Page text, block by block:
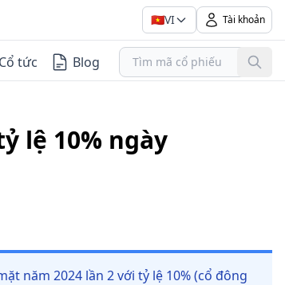
🇻🇳VI Tài khoản
Cổ tức Blog
lệ 10% ngày
năm 2024 lần 2 với tỷ lệ 10% (cổ đông